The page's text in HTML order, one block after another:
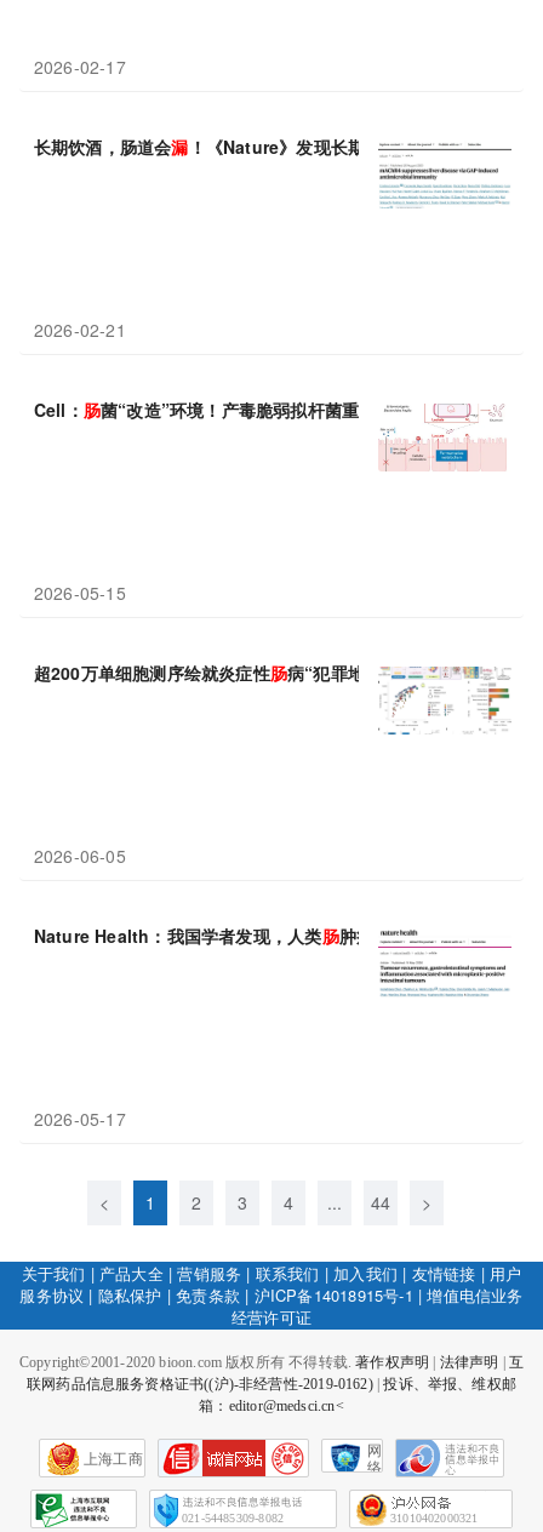
2026-02-17
长期饮酒，肠道会漏 ！《Nature》发现长期饮酒会破坏肠道免疫
2026-02-21
Cell： 肠菌“改造”环境！产毒脆弱拟杆菌重编程宿主代谢，为自己
2026-05-15
超200万单细胞测序绘就炎症性肠病“犯罪地图”
2026-06-05
Nature Health：我国学者发现，人类肠肿瘤中存在微塑料，或增
2026-05-17
< 1 2 3 4 ... 44 >
关于我们 | 产品大全|营销服务 | 联系我们 | 加入我们 | 友情链接 | 用户
服务协议 | 隐私保护 |免责条款 | 沪ICP备14018915号-1 |增值电信业务
经营许可证
Copyright©2001-2020 bioon.com 版权所有 不得转载.著作权声明 法律声明
互
联网药品信息服务资格证书((沪)-非经营性-2019-0162)|投诉、举报、维权邮
箱：editor@medsci.cn<
上海工商
网
络
会
征
021-54485309-8082 31010402000321